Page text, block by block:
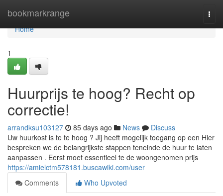
bookmarkrange
Home
Home
1
Huurprijs te hoog? Recht op
correctie!
arrandksu103127 85 days ago News
Discuss
Uw huurkost is te te hoog ? Jij heeft mogelijk toegang op een Hier
bespreken we de belangrijkste stappen teneinde de huur te laten
aanpassen . Eerst moet essentieel te de woongenomen prijs
https://amielctm578181.buscawiki.com/user
Comments
Who Upvoted